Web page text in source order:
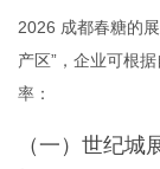
2026 成都春糖的
产区”，企业可根
率：
（一）世纪城